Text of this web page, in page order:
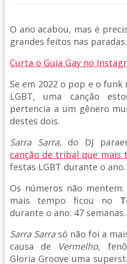
O ano acabou, mas é
grandes feitos nas paradas.
Curta o Guia Gay no
Se em 2022 o pop e o
LGBT, uma canção
pertencia a um gênero
destes dois.
Sarra Sarra, do DJ
canção de tribal que mais
festas LGBT durante o ano.
Os números não
mais tempo ficou no
durante o ano: 47 semanas.
Sarra Sarrasó não foi a
causa de
Vermelho,
Gloria Groove uma